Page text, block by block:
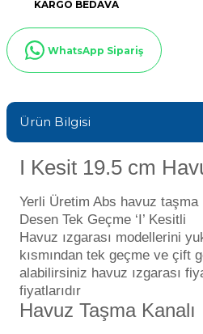
Gemaş Havuz
Wtr Havuz
Selenoid
Alkalinite Düşürücü
Ayak Dezenfektanı
e Pool Expert
Havuz Sarf
Havuz
KARGO BEDAVA
WhatsApp Sipariş
Ürün Bilgisi
I Kesit 19.5 cm
Yerli Üretim Abs havuz taşma
Desen Tek Geçme ‘I’ Kesitli
Havuz ızgarası modellerini
kısmından tek geçme ve çift
alabilirsiniz havuz ızgarası
fiyatlarıdır
Havuz Taşma